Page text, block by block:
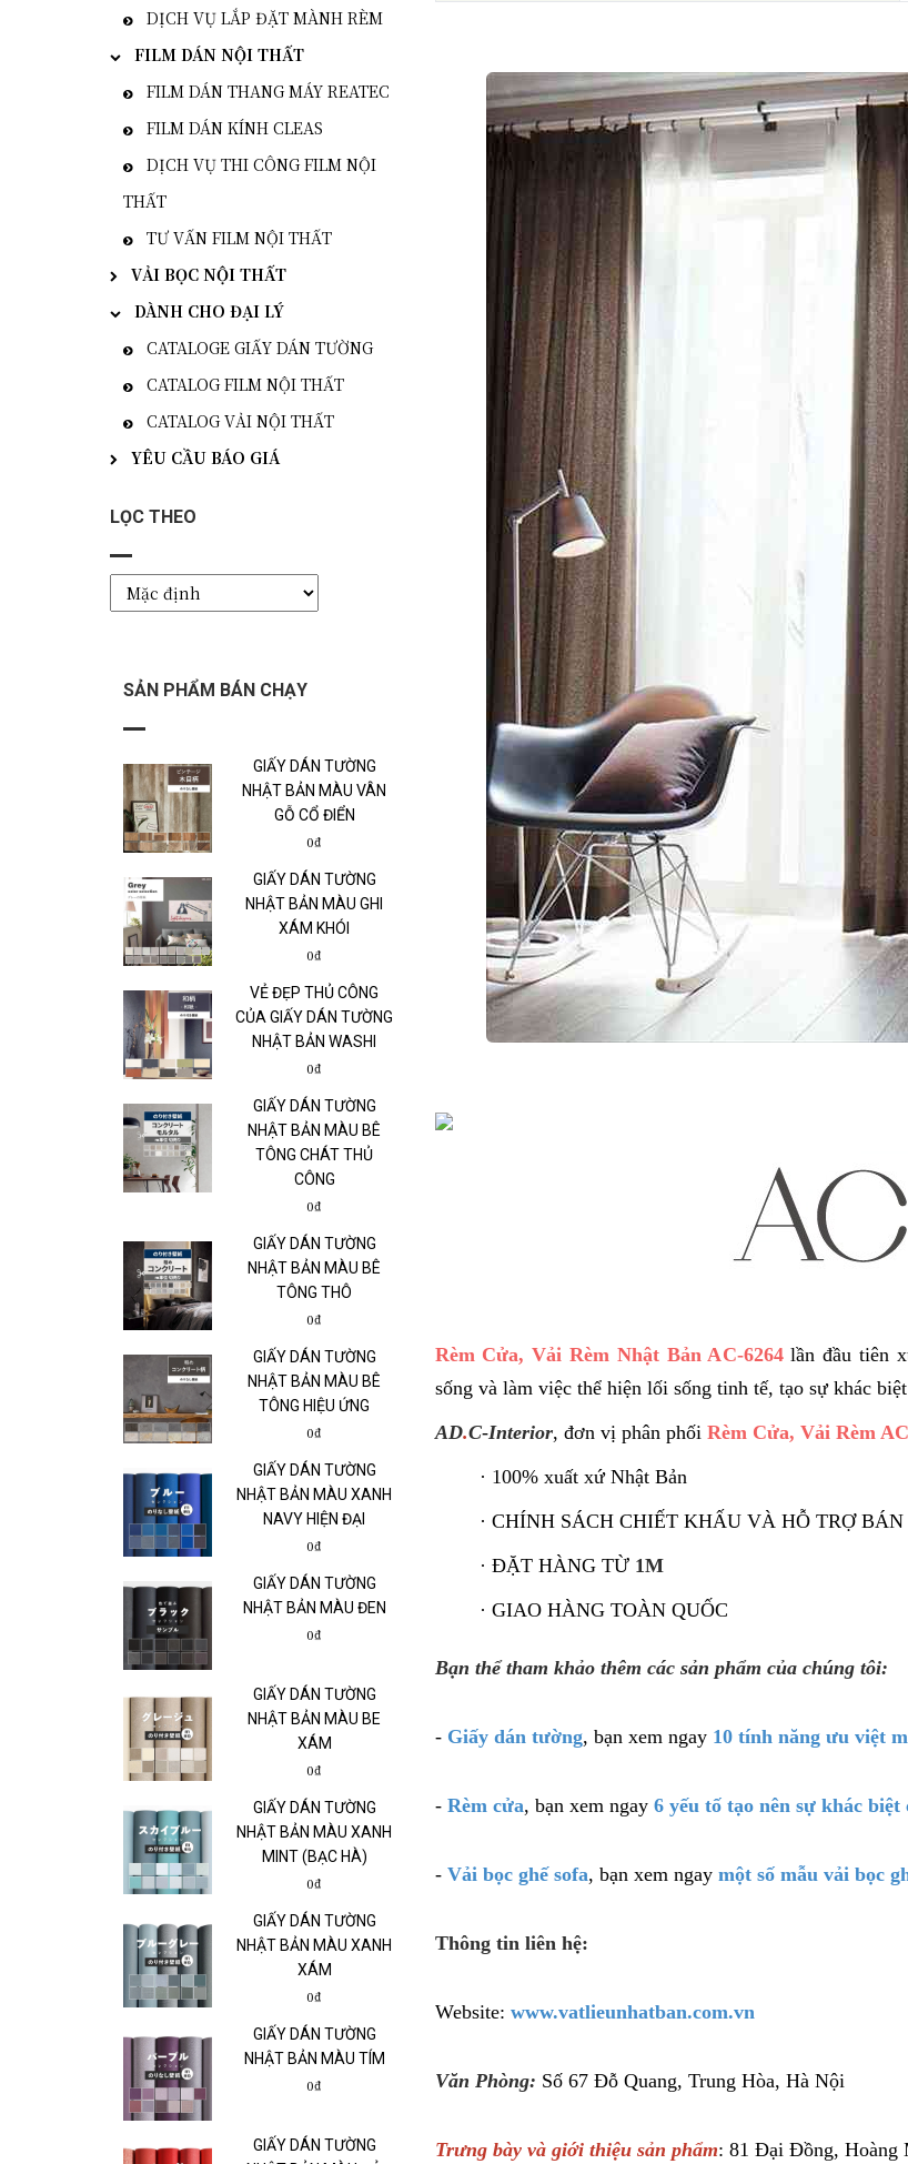
Rèm Cửa, Vải Rèm Nhật Bản AC-6264lần đầu tiên
sống và làm việc thể hiện lối sống tinh tế, tạo sự khác
AD.C-Interior, đơn vị phân phối Rèm Cửa, Vải Rèm
· 100% xuất xứ Nhật Bản
· CHÍNH SÁCH CHIẾT KHẤU VÀ HỖ TRỢ
· ĐẶT HÀNG TỪ 1M
· GIAO HÀNG TOÀN QUỐC
Bạn thể tham khảo thêm các sản phẩm của chúng tôi:
- Giấy dán tường, bạn xem ngay 10 tính năng ưu việt
- Rèm cửa, bạn xem ngay 6 yếu tố tạo nên sự khác
- Vải bọc ghế sofa, bạn xem ngay một số mẫu vải bọc
Thông tin liên hệ:
Website: www.vatlieunhatban.com.vn
Văn Phòng: Số 67 Đỗ Quang, Trung Hòa, Hà Nội
Trưng bày và giới thiệu sản phẩm: 81 Đại Đồng, Hoàng
DỊCH VỤ LẮP ĐẶT MÀNH RÈM
FILM DÁN NỘI THẤT
FILM DÁN THANG MÁY REATEC
FILM DÁN KÍNH CLEAS
DỊCH VỤ THI CÔNG FILM NỘI
THẤT
TƯ VẤN FILM NỘI THẤT
VẢI BỌC NỘI THẤT
DÀNH CHO ĐẠI LÝ
CATALOGE GIẤY DÁN TƯỜNG
CATALOG FILM NỘI THẤT
CATALOG VẢI NỘI THẤT
YÊU CẦU BÁO GIÁ
LỌC THEO
SẢN PHẨM BÁN CHẠY
GIẤY DÁN TƯỜNG
NHẬT BẢN MÀU VÂN
GỖ CỔ ĐIỂN
0₫
GIẤY DÁN TƯỜNG
NHẬT BẢN MÀU GHI
XÁM KHÓI
0₫
VẺ ĐẸP THỦ CÔNG
CỦA GIẤY DÁN TƯỜNG
NHẬT BẢN WASHI
0₫
GIẤY DÁN TƯỜNG
NHẬT BẢN MÀU BÊ
TÔNG CHÁT THỦ
CÔNG
0₫
GIẤY DÁN TƯỜNG
NHẬT BẢN MÀU BÊ
TÔNG THÔ
0₫
GIẤY DÁN TƯỜNG
NHẬT BẢN MÀU BÊ
TÔNG HIỆU ỨNG
0₫
GIẤY DÁN TƯỜNG
NHẬT BẢN MÀU XANH
NAVY HIỆN ĐẠI
0₫
GIẤY DÁN TƯỜNG
NHẬT BẢN MÀU ĐEN
0₫
GIẤY DÁN TƯỜNG
NHẬT BẢN MÀU BE
XÁM
0₫
GIẤY DÁN TƯỜNG
NHẬT BẢN MÀU XANH
MINT (BẠC HÀ)
0₫
GIẤY DÁN TƯỜNG
NHẬT BẢN MÀU XANH
XÁM
0₫
GIẤY DÁN TƯỜNG
NHẬT BẢN MÀU TÍM
0₫
GIẤY DÁN TƯỜNG